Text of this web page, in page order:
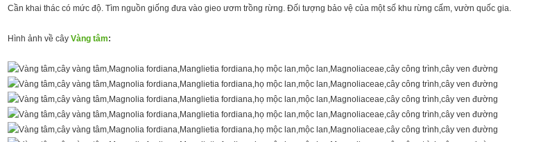
Cần khai thác có mức độ. Tìm nguồn giống đưa vào gieo ươm trồng rừng. Đối tượng bảo vệ của một số khu rừng cấm, vườn quốc gia.
Hình ảnh về cây Vàng tâm: